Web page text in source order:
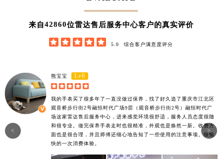
来自42860位雷达售后服务中心客户的真实评价
     5.0 综合客户满意度评分
熊宝宝 Lv6
    
我的手表买了很多年了一直没做过保养，找了好久选了重庆市江北区
观音桥步行街2号融恒时代广场9层（观音桥步行街2号）融恒时代广
场这家雷达售后服务中心，进来感觉环境很舒适，服务人员态度很随
和很专业。做完保养手表走时也很精准，外观也是焕然一新。收费方
面也是很合理，并且师傅还细心地告知了一些使用的注意事项。很愉
快的一次消费体验。
>
<